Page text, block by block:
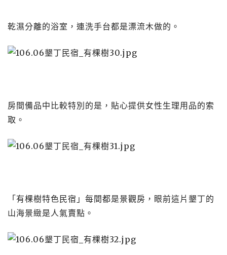
乾濕分離的浴室，連洗手台都是漂流木做的。
房間備品中比較特別的是，貼心提供女性生理用品的索
取。
「有棵樹特色民宿」每間都是景觀房，眼前這片墾丁的
山海景緻是人氣賣點。